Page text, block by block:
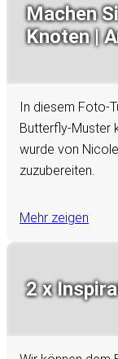
Machen
Knoten |
In diesem Foto-
Butterfly-Muster
wurde von
zuzubereiten.
Mehr zeigen
2 x